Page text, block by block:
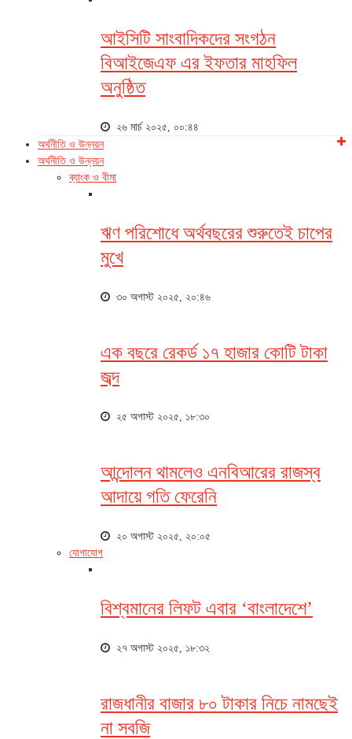
আইসিটি সাংবাদিকদের সংগঠন
বিআইজেএফ এর ইফতার মাহফিল
অনুষ্ঠিত
২৬ মার্চ ২০২৫, ০০:৪৪
অর্থনীতি ও উন্নয়ন
অর্থনীতি ও উন্নয়ন
ব্যাংক ও বীমা
ঋণ পরিশোধে অর্থবছরের শুরুতেই চাপের
মুখে
৩০ অগাস্ট ২০২৫, ২০:৪৬
এক বছরে রেকর্ড ১৭ হাজার কোটি টাকা
জব্দ
২৫ অগাস্ট ২০২৫, ১৮:৩০
আন্দোলন থামলেও এনবিআরের রাজস্ব
আদায়ে গতি ফেরেনি
২০ অগাস্ট ২০২৫, ২০:০৫
যোগাযোগ
বিশ্বমানের লিফট এবার ‘বাংলাদেশে’
২৭ অগাস্ট ২০২৫, ১৮:৩২
রাজধানীর বাজার ৮০ টাকার নিচে নামছেই
না সবজি